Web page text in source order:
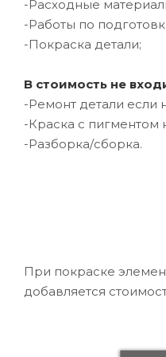
-Расходные
-Работы по
-Покраска детали;
В стоимость не
-Ремонт детали если
-Краска с пигментом
-Разборка/сборка.
При покраске
добавляется